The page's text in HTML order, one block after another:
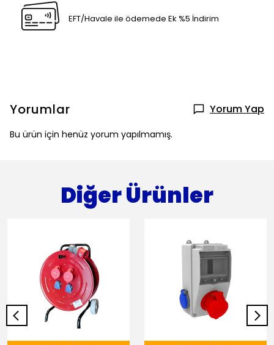
EFT/Havale ile ödemede Ek %5 İndirim
Yorumlar Yorum Yap
Bu ürün için henüz yorum yapılmamış.
Diğer Ürünler